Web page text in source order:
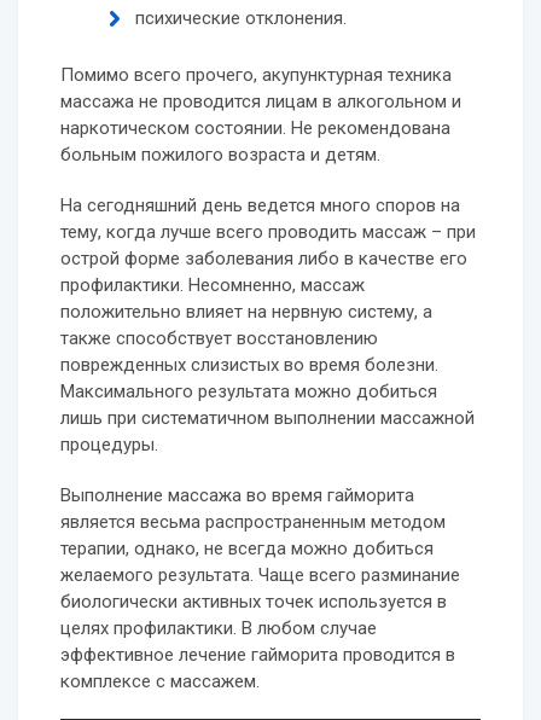
психические отклонения.
Помимо всего прочего, акупунктурная техника
массажа не проводится лицам в алкогольном и
наркотическом состоянии. Не рекомендована
больным пожилого возраста и детям.
На сегодняшний день ведется много споров на
тему, когда лучше всего проводить массаж – при
острой форме заболевания либо в качестве его
профилактики. Несомненно, массаж
положительно влияет на нервную систему, а
также способствует восстановлению
поврежденных слизистых во время болезни.
Максимального результата можно добиться
лишь при систематичном выполнении массажной
процедуры.
Выполнение массажа во время гайморита
является весьма распространенным методом
терапии, однако, не всегда можно добиться
желаемого результата. Чаще всего разминание
биологически активных точек используется в
целях профилактики. В любом случае
эффективное лечение гайморита проводится в
комплексе с массажем.